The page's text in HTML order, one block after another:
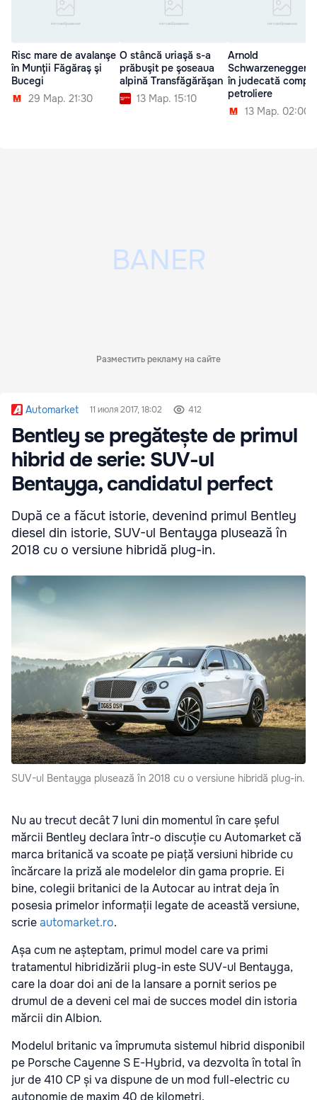
Risc mare de avalanşe
în Munţii Făgăraş şi
Bucegi
29 Мар. 21:30
O stâncă uriaşă s-a
prăbuşit pe şoseaua
alpină Transfăgărăşan
13 Мар. 15:10
Arnold
Schwarzenegger
în judecată
petroliere
13 Мар. 02:00
Разместить рекламу на сайте
Automarket 11 июля 2017, 18:02 412
Bentley se pregătește de primul
hibrid de serie: SUV-ul
Bentayga, candidatul perfect
După ce a făcut istorie, devenind primul Bentley
diesel din istorie, SUV-ul Bentayga plusează în
2018 cu o versiune hibridă plug-in.
SUV-ul Bentayga plusează în 2018 cu o versiune hibridă plug-in.
Nu au trecut decât 7 luni din momentul în care șeful
mărcii Bentley declara într-o discuție cu Automarket că
marca britanică va scoate pe piață versiuni hibride cu
încărcare la priză ale modelelor din gama proprie. Ei
bine, colegii britanici de la Autocar au intrat deja în
posesia primelor informații legate de această versiune,
scrieautomarket.ro.
Așa cum ne așteptam, primul model care va primi
tratamentul hibridizării plug-in este SUV-ul Bentayga,
care la doar doi ani de la lansare a pornit serios pe
drumul de a deveni cel mai de succes model din istoria
mărcii din Albion.
Modelul britanic va împrumuta sistemul hibrid disponibil
pe Porsche Cayenne S E-Hybrid, va dezvolta în total în
jur de 410 CP și va dispune de un mod full-electric cu
autonomie de maxim 40 de kilometri.